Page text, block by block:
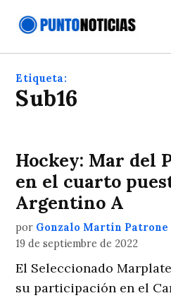
Etiqueta:
sub16
Hockey: Mar del
en el cuarto
Argentino A
por Gonzalo Martín Patrone
19 de septiembre de 2022
El Seleccionado
su participación en el